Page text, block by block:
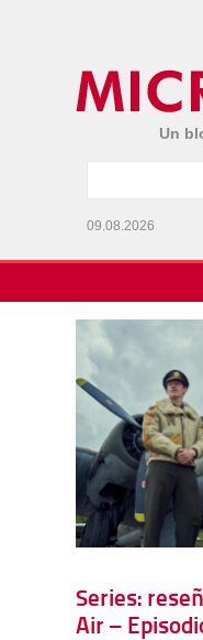
Un
09.08.2026
Series:
Air –